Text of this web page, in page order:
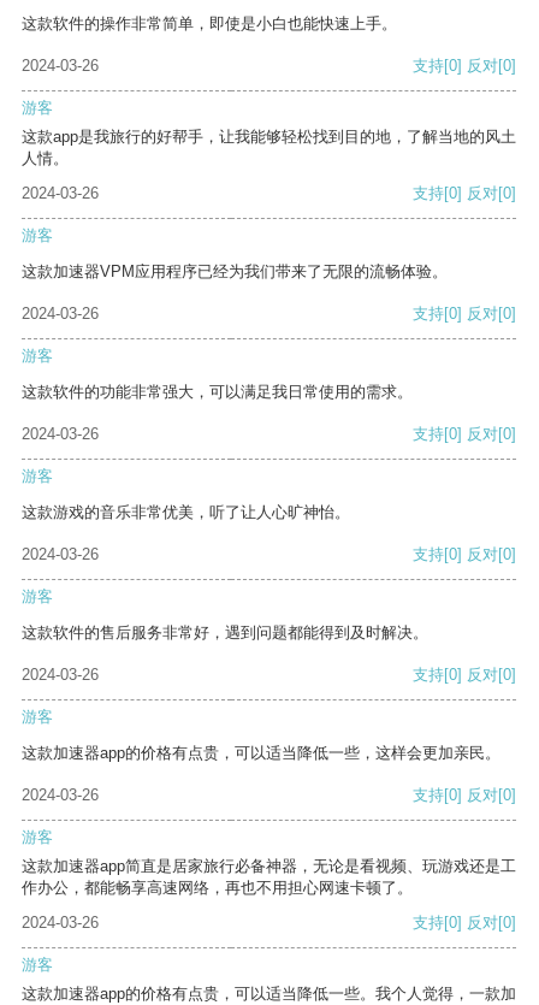
这款软件的操作非常简单，即使是小白也能快速上手。
2024-03-26 支持[0] 反对[0]
游客
这款app是我旅行的好帮手，让我能够轻松找到目的地，了解当地的风土
人情。
2024-03-26
支持[0] 反对[0]
游客
这款加速器VPM应用程序已经为我们带来了无限的流畅体验。
2024-03-26 支持[0] 反对[0]
游客
这款软件的功能非常强大，可以满足我日常使用的需求。
2024-03-26 支持[0] 反对[0]
游客
这款游戏的音乐非常优美，听了让人心旷神怡。
2024-03-26 支持[0] 反对[0]
游客
这款软件的售后服务非常好，遇到问题都能得到及时解决。
2024-03-26 支持[0] 反对[0]
游客
这款加速器app的价格有点贵，可以适当降低一些，这样会更加亲民。
2024-03-26 支持[0] 反对[0]
游客
这款加速器app简直是居家旅行必备神器，无论是看视频、玩游戏还是工
作办公，都能畅享高速网络，再也不用担心网速卡顿了。
2024-03-26
支持[0] 反对[0]
游客
这款加速器app的价格有点贵，可以适当降低一些。我个人觉得，一款加